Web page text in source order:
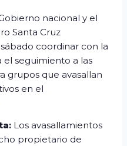
nacional y el
Santa Cruz
coordinar con la
el seguimiento a las
grupos que avasallan
en el
Los avasallamientos
propietario de